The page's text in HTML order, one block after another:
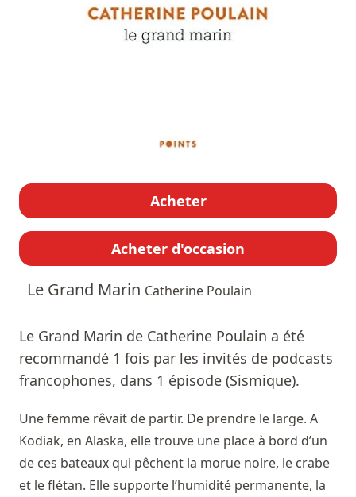
Acheter
Acheter d'occasion
Le Grand Marin Catherine Poulain
Le Grand Marin de Catherine Poulain a été
recommandé 1 fois par les invités de podcasts
francophones, dans 1 épisode (Sismique).
Une femme rêvait de partir. De prendre le large. A
Kodiak, en Alaska, elle trouve une place à bord d’un
de ces bateaux qui pêchent la morue noire, le crabe
et le flétan. Elle supporte l’humidité permanente, la